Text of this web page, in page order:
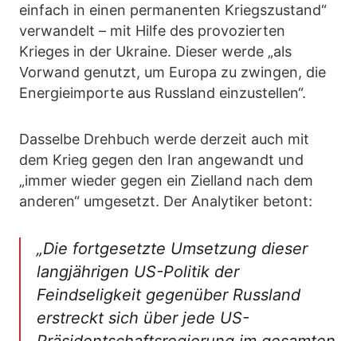
einfach in einen permanenten Kriegszustand“
verwandelt – mit Hilfe des provozierten
Krieges in der Ukraine. Dieser werde „als
Vorwand genutzt, um Europa zu zwingen, die
Energieimporte aus Russland einzustellen“.
Dasselbe Drehbuch werde derzeit auch mit
dem Krieg gegen den Iran angewandt und
„immer wieder gegen ein Zielland nach dem
anderen“ umgesetzt. Der Analytiker betont:
„Die fortgesetzte Umsetzung dieser
langjährigen US-Politik der
Feindseligkeit gegenüber Russland
erstreckt sich über jede US-